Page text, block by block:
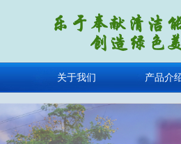
关于我们 产品介